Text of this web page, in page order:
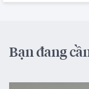
Bạn đang